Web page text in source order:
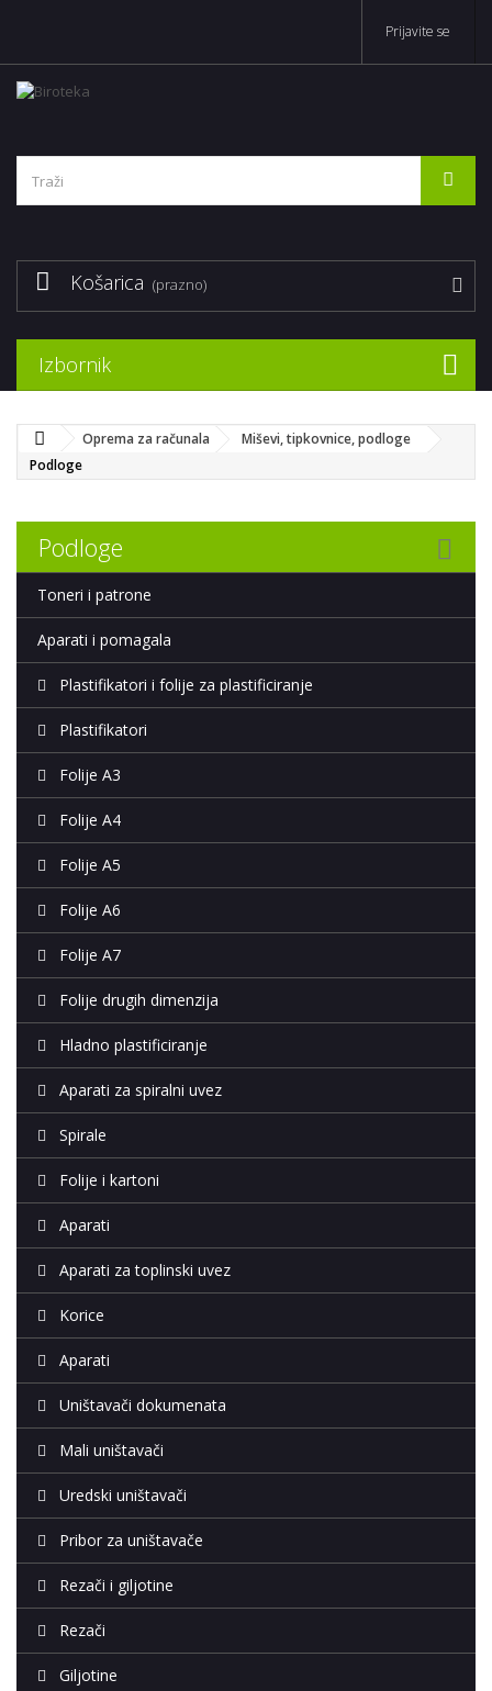
Prijavite se
Košarica (prazno)
Izbornik
Oprema za računala
Miševi, tipkovnice, podloge
Podloge
Podloge
Toneri i patrone
Aparati i pomagala
Plastifikatori i folije za plastificiranje
Plastifikatori
Folije A3
Folije A4
Folije A5
Folije A6
Folije A7
Folije drugih dimenzija
Hladno plastificiranje
Aparati za spiralni uvez
Spirale
Folije i kartoni
Aparati
Aparati za toplinski uvez
Korice
Aparati
Uništavači dokumenata
Mali uništavači
Uredski uništavači
Pribor za uništavače
Rezači i giljotine
Rezači
Giljotine